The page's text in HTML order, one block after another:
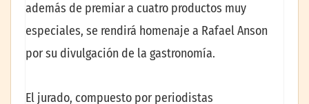
además de premiar a cuatro productos muy
especiales, se rendirá homenaje a Rafael Anson
por su divulgación de la gastronomía.
El jurado, compuesto por periodistas